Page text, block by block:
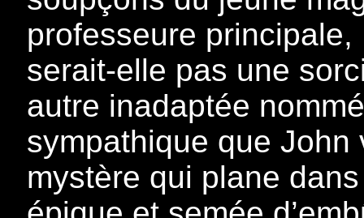
professeure
serait-elle pas une
autre inadaptée
sympathique que
mystère qui plane